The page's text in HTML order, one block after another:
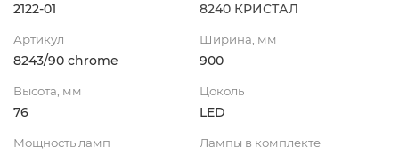
2122-01 8240 КРИСТАЛ
Артикул
8243/90 chrome
Ширина, мм
900
Высота, мм
76
Цоколь
LED
Мощность ламп Лампы в комплекте